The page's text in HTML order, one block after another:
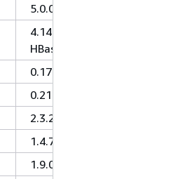
5.0.0
4.14.0-
HBase-1.4
0.17.0
0.210
2.3.2
1.4.7
1.9.0